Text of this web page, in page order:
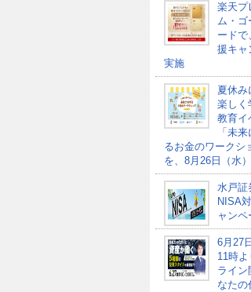
楽天プ
ム・ゴ
ードで
援キャ
実施
夏休み
楽しく
教育イ
「未
るお金のワークシ
を、8月26日（水
水戸証
NISA
ャンペ
6月27
11時
ライン
なたの